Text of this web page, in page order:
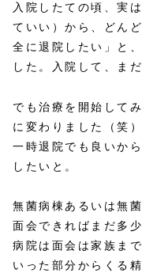
入院したての頃、実
ていい）から、どん
全に退院したい」と
した。入院して、ま
でも治療を開始して
に変わりました（笑）
一時退院でも良いか
したいと。
無菌病棟あるいは無
面会できればまだ多
病院は面会は家族ま
いった部分からくる